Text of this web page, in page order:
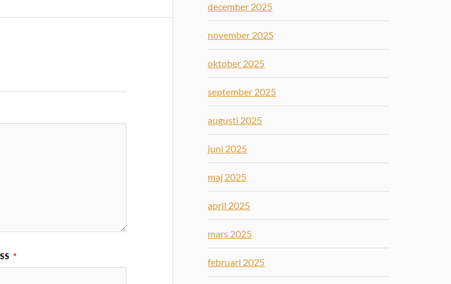
*
december 2025
november 2025
oktober 2025
september 2025
augusti 2025
juni 2025
maj 2025
april 2025
mars 2025
februari 2025